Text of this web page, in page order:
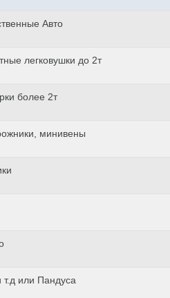
Авто
легковушки до 2т
более 2т
минивены
или Пандуса